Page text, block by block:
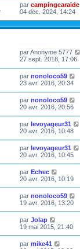
par campingcaraide
04 déc. 2024, 14:24
parAnonyme 5777
27 sept. 2018, 17:06
par nonoloco59
23 avr. 2016, 20:34
par nonoloco59
20 avr. 2016, 20:56
par levoyageur31
20 avr. 2016, 10:48
par levoyageur31
20 avr. 2016, 10:45
par Echec
20 avr. 2016, 10:19
par nonoloco59
19 avr. 2016, 13:20
par Jolap
19 mai 2015, 21:40
par mike41